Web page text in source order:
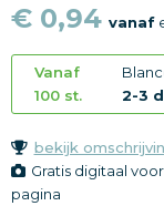
Merken
€ 0,94 vanaf
Vanaf
100 st.
2-3
bekijk
Gratis digitaal
pagina